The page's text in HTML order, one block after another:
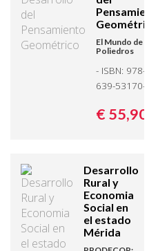
Pensamiento
Geométrico
El Mundo de los
Poliedros
- ISBN: 978-3-
639-53170-1
€ 55,90
Desarrollo
Rural y
Economia
Social en
el estado
Mérida